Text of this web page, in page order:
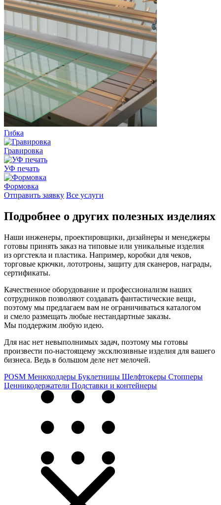
Гибка
Гравировка
УФ печать
Формовка
Отправить заявку Все услуги
Подробнее о других полезных изделиях
Наши инженеры, проектировщики, дизайнеры и менеджеры
готовы принять заказ на типовые или уникальные изделия
из оргстекла и пластика. Например, коробки для чеков,
торговые крючки, лототроны, защиту для сканеров, награды,
сертификаты.
Качественное оборудование и профессионализм наших
сотрудников позволяют создавать фантастические вещи,
поэтому мы предлагаем вам не ограничиваться каталогом
и смело размещать любые нестандартные заказы.
Мы поддержим любую идею.
Для нас нет невыполнимых задач, поэтому мы готовы
произвести по-настоящему эксклюзивные изделия для вашего
бизнеса. Ведь в большом деле нет мелочей.
POSM Менюхолдеры Буклетницы Шелфтокеры Стопперы
Ценникодер­жа­те­ли Подставки и контейнеры